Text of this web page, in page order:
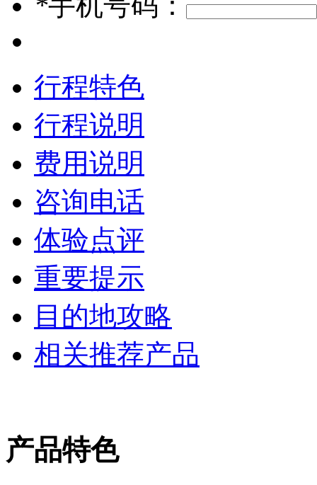
行程特色
行程说明
费用说明
咨询电话
体验点评
重要提示
目的地攻略
相关推荐产品
产品特色